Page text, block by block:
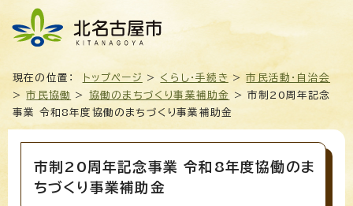
現在の位置： トップページ > くらし・手続き >市民活動・自治会
>市民協働 > 協働のまちづくり事業補助金
> 市制20周年記念
事業 令和8年度協働のまちづくり事業補助金
市制20周年記念事業 令和8年度協働のま
ちづくり事業補助金